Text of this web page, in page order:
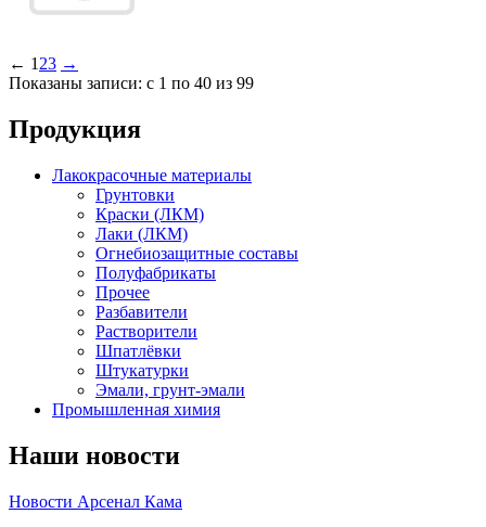
← 1 23 →
Показаны записи: с 1 по 40 из 99
Продукция
Лакокрасочные материалы
Грунтовки
Краски (ЛКМ)
Лаки (ЛКМ)
Огнебиозащитные составы
Полуфабрикаты
Прочее
Разбавители
Растворители
Шпатлёвки
Штукатурки
Эмали, грунт-эмали
Промышленная химия
Наши новости
Новости Арсенал Кама